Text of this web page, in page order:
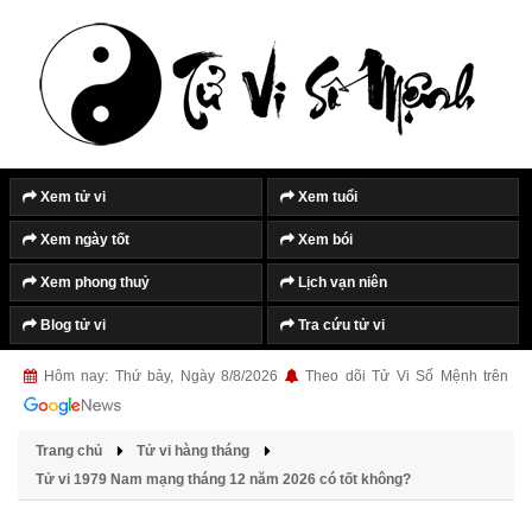
Xem tử vi Xem tuổi
Xem ngày tốt Xem bói
Xem phong thuỷ Lịch vạn niên
Blog tử vi Tra cứu tử vi
Hôm nay: Thứ bảy, Ngày 8/8/2026 Theo dõi Tử Vi Số Mệnh trên
Trang chủ
Tử vi hàng tháng
Tử vi 1979 Nam mạng tháng 12 năm 2026 có tốt không?